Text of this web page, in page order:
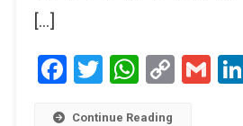
[…]
Facebook
TwitterCopy
Continue Reading